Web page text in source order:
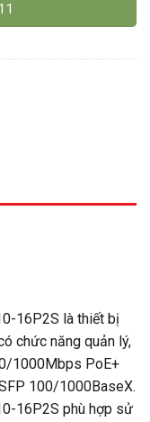
16P2S là thiết bị
chức năng quản lý,
1000Mbps PoE+
100/1000BaseX.
16P2S phù hợp sử